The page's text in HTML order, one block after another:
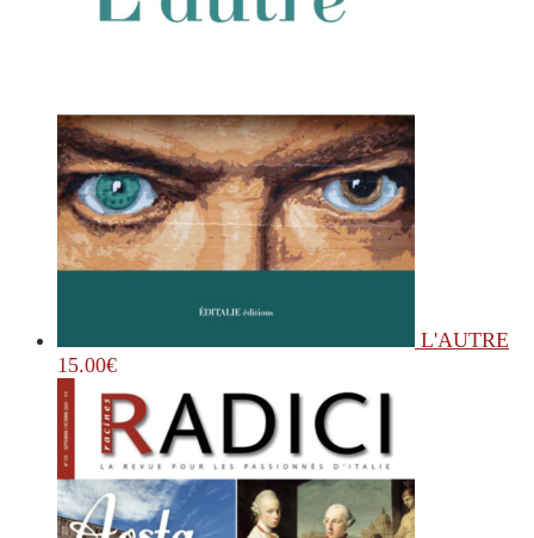
L'AUTRE
15.00€